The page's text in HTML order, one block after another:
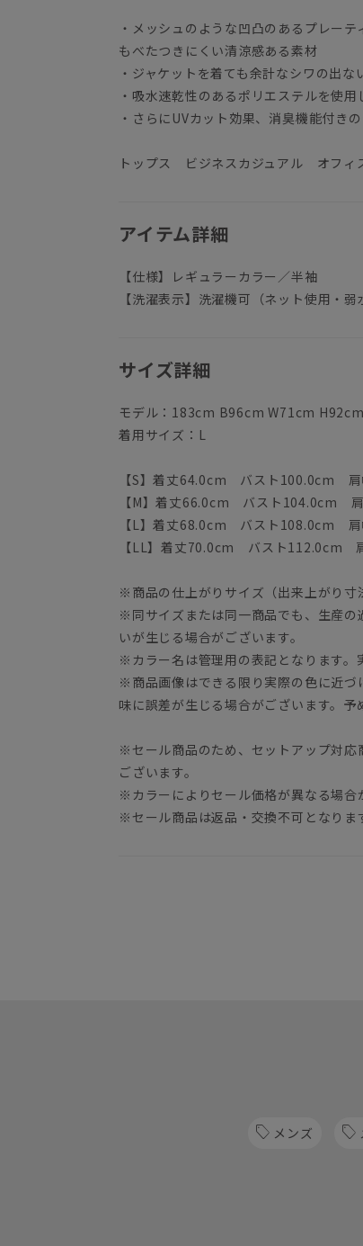
・メッシュのような凹凸のあるプレー
もべたつきにくい清涼感ある素材
・ジャケットを着ても余計なシワの出な
・吸水速乾性のあるポリエステルを使
・さらにUVカット効果、消臭機能付き
トップス ビジネスカジュアル オフィ
アイテム詳細
【仕様】レギュラーカラー／半袖
【洗濯表示】洗濯機可（ネット使用・弱
サイズ詳細
モデル：183cm B96cm W71cm H92cm
着用サイズ：L
【S】着丈64.0cm バスト100.0cm
【M】着丈66.0cm バスト104.0cm
【L】着丈68.0cm バスト108.0cm
【LL】着丈70.0cm バスト112.0cm
※商品の仕上がりサイズ（出来上がり
※同サイズまたは同一商品でも、生産
いが生じる場合がございます。
※カラー名は管理用の表記となります。
※商品画像はできる限り実際の色に近
味に誤差が生じる場合がございます。予
※セール商品のため、セットアップ対
ございます。
※カラーによりセール価格が異なる場合
※セール商品は返品・交換不可となりま
メンズ